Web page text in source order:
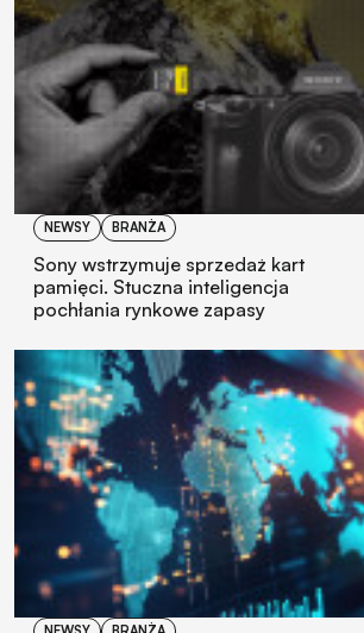
NEWSY BRANŻA
Sony wstrzymuje sprzedaż kart
pamięci. Stuczna inteligencja
pochłania rynkowe zapasy